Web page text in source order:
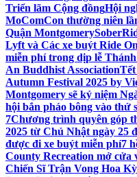
Triển lãm Cộng đồngHội
MoComCon thường niên
Quận Montgomery
Lyft và Các xe buýt Ride
miễn phí trong dịp lễ
An Buddhist Association
Autumn Festival 2025 by
Montgomery sẽ kỷ niệm
hội bắn pháo bông vào thứ
7Chương trình quyên góp
2025 từ Chủ Nhật ngày 25
được đi xe buýt miễn phí7
County Recreation mở cửa
Chiến Sĩ Trận Vong Hoa